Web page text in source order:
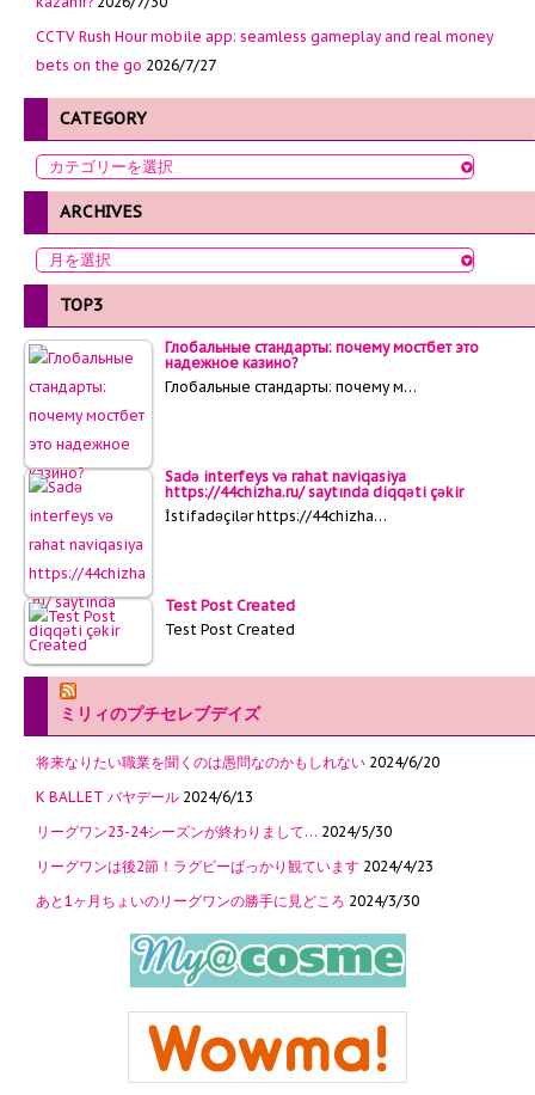
CCTV Rush Hour mobile app: seamless gameplay and real money
bets on the go 2026/7/27
CATEGORY
ARCHIVES
TOP3
Глобальные стандарты: почему мостбет это
надежное казино?
Глобальные стандарты: почему м…
Sadə interfeys və rahat naviqasiya
https://44chizha.ru/ saytında diqqəti çəkir
İstifadəçilər https://44chizha…
Test Post Created
Test Post Created
ミリィのプチセレブデイズ
将来なりたい職業を聞くのは愚問なのかもしれない 2024/6/20
K BALLET バヤデール 2024/6/13
リーグワン23-24シーズンが終わりまして… 2024/5/30
リーグワンは後2節！ラグビーばっかり観ています 2024/4/23
あと1ヶ月ちょいのリーグワンの勝手に見どころ 2024/3/30